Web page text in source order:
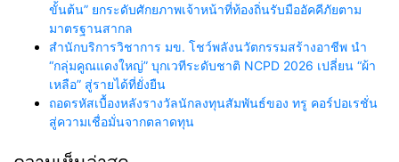
ขั้นต้น” ยกระดับศักยภาพเจ้าหน้าที่ท้องถิ่นรับมืออัคคีภัยตาม
มาตรฐานสากล
สำนักบริการวิชาการ มข. โชว์พลังนวัตกรรมสร้างอาชีพ นำ
“กลุ่มคูณแดงใหญ่” บุกเวทีระดับชาติ NCPD 2026 เปลี่ยน “ผ้า
เหลือ” สู่รายได้ที่ยั่งยืน
ถอดรหัสเบื้องหลังรางวัลนักลงทุนสัมพันธ์ของ ทรู คอร์ปอเรชั่น
สู่ความเชื่อมั่นจากตลาดทุน